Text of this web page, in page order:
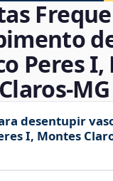
Peres
Claros‑MG
desentupir
I, Montes